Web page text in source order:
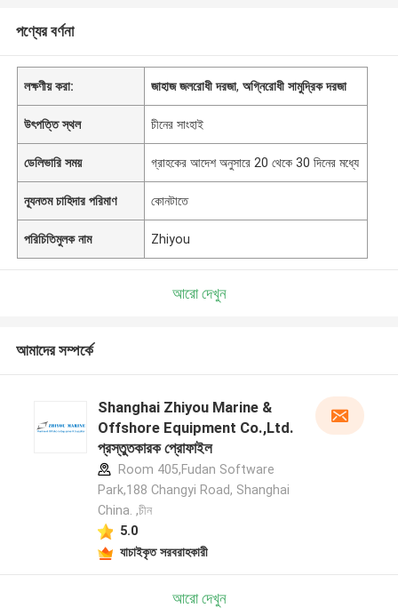
পণ্যের বর্ণনা
লক্ষণীয় করা: জাহাজ জলরোধী দরজা,অগ্নিরোধী সামুদ্রিক দরজা
উৎপত্তি স্থল চীনের সাংহাই
ডেলিভারি সময় গ্রাহকের আদেশ অনুসারে 20 থেকে 30 দিনের মধ্যে
ন্যূনতম চাহিদার পরিমাণ কোনটাতে
পরিচিতিমুলক নাম Zhiyou
আরো দেখুন
আমাদের সম্পর্কে
Shanghai Zhiyou Marine &
Offshore Equipment Co.,Ltd.
প্রস্তুতকারক প্রোফাইল
Room 405,Fudan Software
Park,188 Changyi Road, Shanghai
China. ,চীন
5.0
যাচাইকৃত সরবরাহকারী
আরো দেখুন